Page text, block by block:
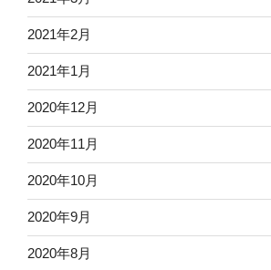
2021年2月
2021年1月
2020年12月
2020年11月
2020年10月
2020年9月
2020年8月